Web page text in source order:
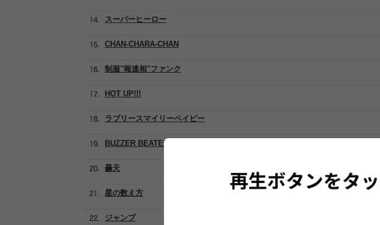
スーパーヒーロー
CHAN-CHARA-CHAN
制服"報連相"ファンク
HOT UP!!!
ラブリースマイリーベイビー
BUZZER BEATER
曇天
星の数え方
ジャンプ